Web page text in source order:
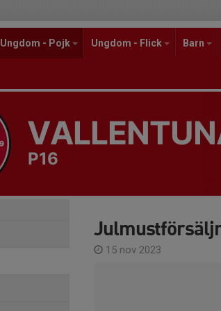
Ungdom - Pojk Ungdom - Flick Barn
P16
15 nov 2023